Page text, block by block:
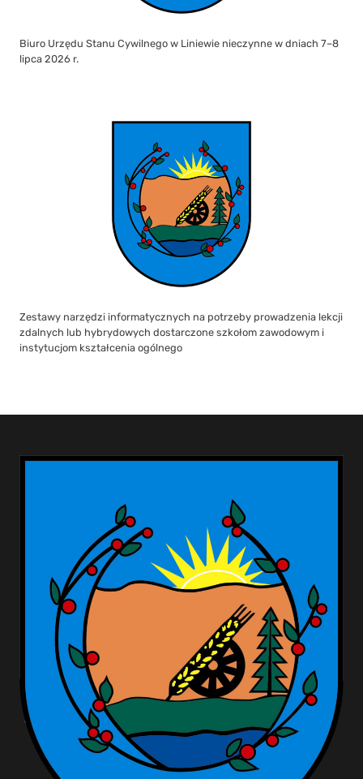
Biuro Urzędu Stanu Cywilnego w Liniewie nieczynne w dniach 7–8
lipca 2026 r.
Zestawy narzędzi informatycznych na potrzeby prowadzenia lekcji
zdalnych lub hybrydowych dostarczone szkołom zawodowym i
instytucjom kształcenia ogólnego